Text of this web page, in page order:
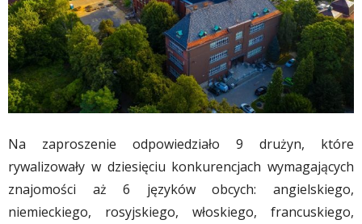
Na zaproszenie odpowiedziało 9 drużyn, które
rywalizowały w dziesięciu konkurencjach wymagających
znajomości aż 6 języków obcych: angielskiego,
niemieckiego, rosyjskiego, włoskiego, francuskiego,